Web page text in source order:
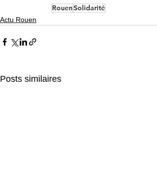
RouenSolidarité
Actu Rouen
Posts similaires